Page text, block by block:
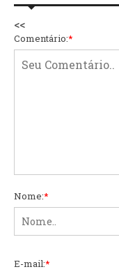
<<
Comentário:*
Nome:*
E-mail:*